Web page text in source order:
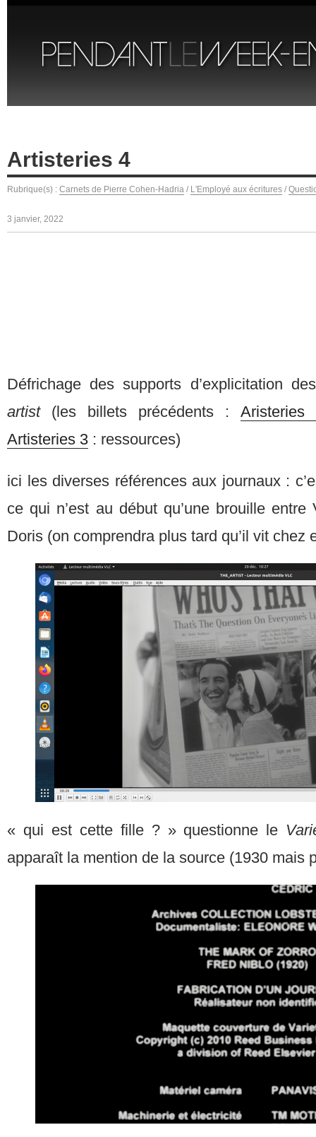
Artisteries 4
Rubrique(s) : Carnets de Pierre Cohen-Hadria / L'Employé aux écritures /
3 janvier, 2022
Défrichage des supports d’explicitation
artist (les billets précédents : Aristeries
Artisteries 3 : ressources)
ici les diverses références aux journaux :
ce qui n’est au début qu’une brouille
Doris (on comprendra plus tard qu’il vit chez
« qui est cette fille ? » questionne le
apparaît la mention de la source (1930 mais